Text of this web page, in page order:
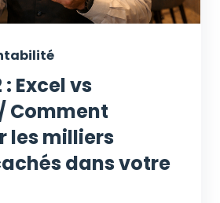
Excel vs
Comment
les milliers
dans votre